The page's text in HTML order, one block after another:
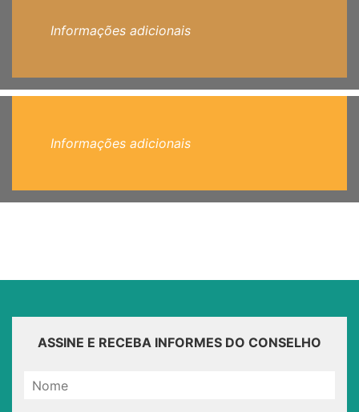
Informações adicionais
Informações adicionais
ASSINE E RECEBA INFORMES DO CONSELHO